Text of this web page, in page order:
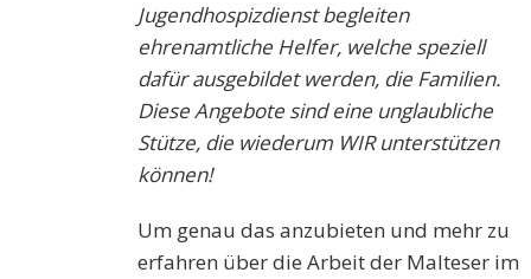
Jugendhospizdienst begleiten
ehrenamtliche Helfer, welche speziell
dafür ausgebildet werden, die Familien.
Diese Angebote sind eine unglaubliche
Stütze, die wiederum WIR unterstützen
können!
Um genau das anzubieten und mehr zu
erfahren über die Arbeit der Malteser im